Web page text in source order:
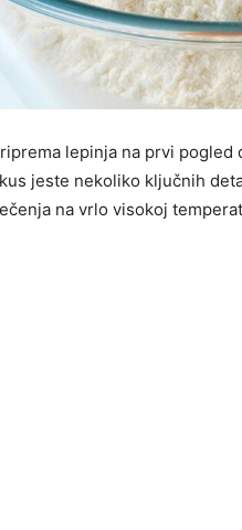
lepinja na prvi
jeste nekoliko ključnih
na vrlo visokoj